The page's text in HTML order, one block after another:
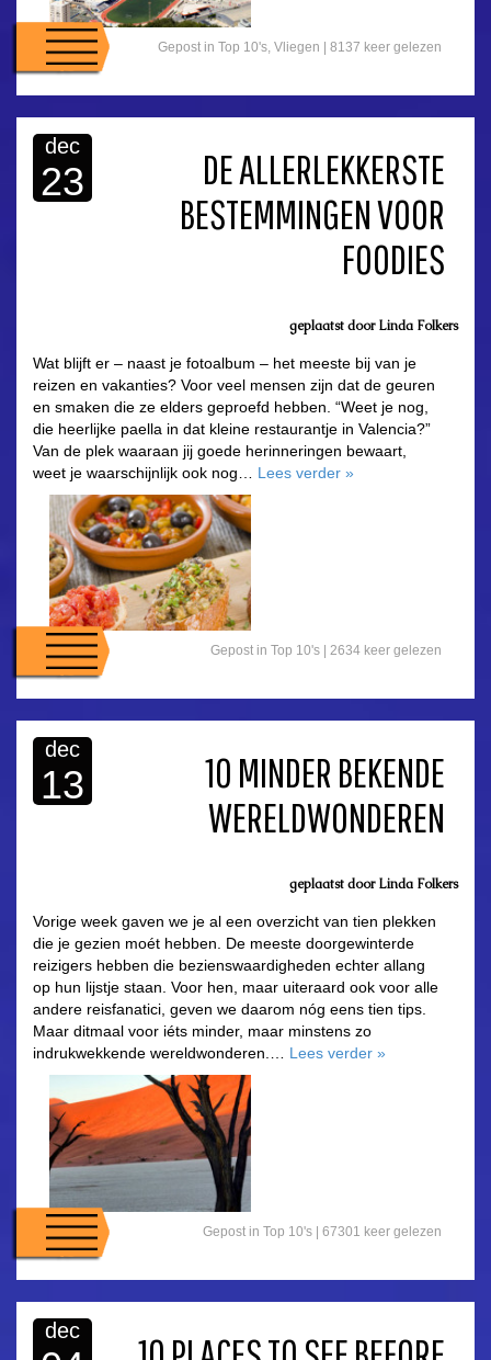
Gepost in Top 10's Vliegen | 8137 keer gelezen
dec
23
DE ALLERLEKKERSTE
BESTEMMINGEN VOOR
FOODIES
geplaatst doorLinda Folkers
Wat blijft er – naast je fotoalbum – het meeste bij van je
reizen en vakanties? Voor veel mensen zijn dat de geuren
en smaken die ze elders geproefd hebben. “Weet je nog,
die heerlijke paella in dat kleine restaurantje in Valencia?”
Van de plek waaraan jij goede herinneringen bewaart,
weet je waarschijnlijk ook nog… Lees verder »
Gepost in Top 10's | 2634 keer gelezen
dec
13
10 MINDER BEKENDE
WERELDWONDEREN
geplaatst doorLinda Folkers
Vorige week gaven we je al een overzicht van tien plekken
die je gezien moét hebben. De meeste doorgewinterde
reizigers hebben die bezienswaardigheden echter allang
op hun lijstje staan. Voor hen, maar uiteraard ook voor alle
andere reisfanatici, geven we daarom nóg eens tien tips.
Maar ditmaal voor iéts minder, maar minstens zo
indrukwekkende wereldwonderen.… Lees verder »
Gepost in Top 10's | 67301 keer gelezen
dec